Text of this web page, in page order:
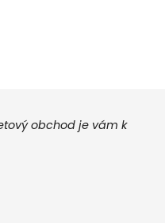
obchod je vám k